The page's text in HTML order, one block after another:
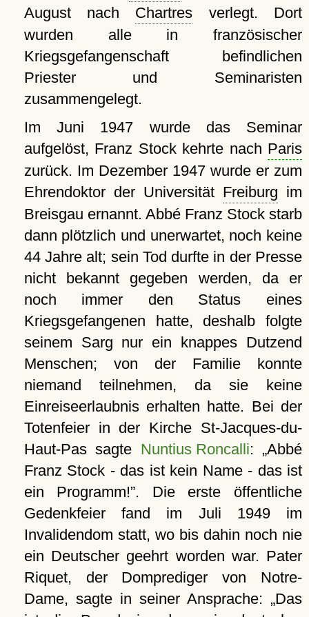
August nach Chartres verlegt. Dort
wurden alle in französischer
Kriegsgefangenschaft befindlichen
Priester und Seminaristen
zusammengelegt.
Im Juni 1947 wurde das Seminar
aufgelöst, Franz Stock kehrte nach Paris
zurück. Im Dezember 1947 wurde er zum
Ehrendoktor der Universität Freiburg im
Breisgau ernannt. Abbé Franz Stock starb
dann plötzlich und unerwartet, noch keine
44 Jahre alt; sein Tod durfte in der Presse
nicht bekannt gegeben werden, da er
noch immer den Status eines
Kriegsgefangenen hatte, deshalb folgte
seinem Sarg nur ein knappes Dutzend
Menschen; von der Familie konnte
niemand teilnehmen, da sie keine
Einreiseerlaubnis erhalten hatte. Bei der
Totenfeier in der Kirche St-Jacques-du-
Haut-Pas sagte Nuntius Roncalli: Abbé
Franz Stock - das ist kein Name - das ist
ein Programm! . Die erste öffentliche
Gedenkfeier fand im Juli 1949 im
Invalidendom statt, wo bis dahin noch nie
ein Deutscher geehrt worden war. Pater
Riquet, der Domprediger von Notre-
Dame, sagte in seiner Ansprache:
Das